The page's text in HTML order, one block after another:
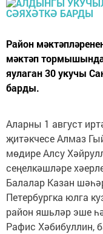
Район
мәктәп
яулаган 30 укучы
барды.
Аларны 1 август
җитәкчесе Алмаз
мөдире Алсу
сеңелкәшләре
Балалар Казан
Петербургка юлга
район яшьләр эше
Рафис Хәбибуллин,